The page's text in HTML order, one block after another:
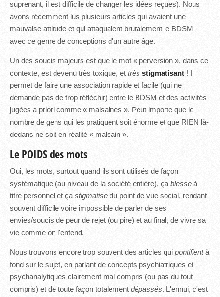
suprenant, il est difficile de changer les idées reçues). Nous
avons récemment lus plusieurs articles qui avaient une
mauvaise attitude et qui attaquaient brutalement le BDSM
avec ce genre de conceptions d'un autre âge.
Un des soucis majeurs est que le mot « perversion », dans ce
contexte, est devenu très toxique, et très stigmatisant ! Il
permet de faire une association rapide et facile (qui ne
demande pas de trop réfléchir) entre le BDSM et des activités
jugées a priori comme « malsaines ». Peut importe que le
nombre de gens qui les pratiquent soit énorme et que RIEN là-
dedans ne soit en réalité « malsain ».
Le POIDS des mots
Oui, les mots, surtout quand ils sont utilisés de façon
systématique (au niveau de la société entière), çablesse à
titre personnel et çastigmatise du point de vue social, rendant
souvent difficile voire impossible de parler de ses
envies/soucis de peur de rejet (ou pire) et au final, de vivre sa
vie comme on l'entend.
Nous trouvons encore trop souvent des articles qui pontifientà
fond sur le sujet, en parlant de concepts psychiatriques et
psychanalytiques clairement mal compris (ou pas du tout
compris) et de toute façon totalement dépassés. L'ennui, c'est